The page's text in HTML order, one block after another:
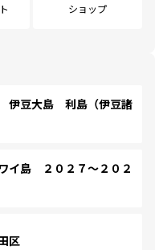
ショップ
豆大島 利島（伊豆諸
島 ２０２７～２０２
区